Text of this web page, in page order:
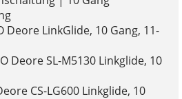
Deore LinkGlide, 10 Gang, 11-
Deore SL-M5130 Linkglide, 10
CS-LG600 Linkglide, 10